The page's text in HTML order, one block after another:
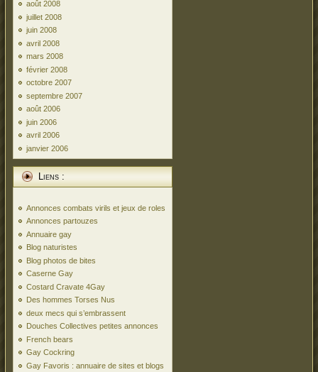
août 2008
juillet 2008
juin 2008
avril 2008
mars 2008
février 2008
octobre 2007
septembre 2007
août 2006
juin 2006
avril 2006
janvier 2006
Liens :
Annonces combats virils et jeux de roles
Annonces partouzes
Annuaire gay
Blog naturistes
Blog photos de bites
Caserne Gay
Costard Cravate 4Gay
Des hommes Torses Nus
deux mecs qui s’embrassent
Douches Collectives petites annonces
French bears
Gay Cockring
Gay Favoris : annuaire de sites et blogs